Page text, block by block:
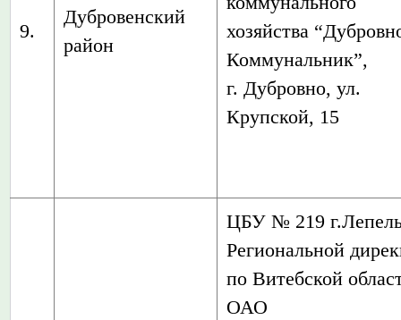
9.
Дубровенский
район
хозяйства
Коммунальник”,
г. Дубровно, ул.
Крупской, 15
ЦБУ № 219
Региональной
по Витебской
ОАО